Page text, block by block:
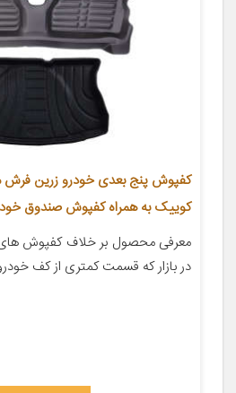
کوییک به همراه کفپوش صندوق
در بازار که قسمت کمتری از کف